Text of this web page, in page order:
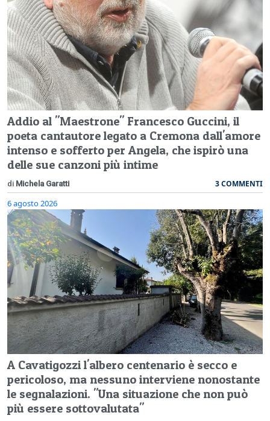
Addio al "Maestrone" Francesco Guccini, il
poeta cantautore legato a Cremona dall'amore
intenso e sofferto per Angela, che ispirò una
delle sue canzoni più intime
di Michela Garatti 3 COMMENTI
6 agosto 2026
A Cavatigozzi l'albero centenario è secco e
pericoloso, ma nessuno interviene nonostante
le segnalazioni. "Una situazione che non può
più essere sottovalutata"